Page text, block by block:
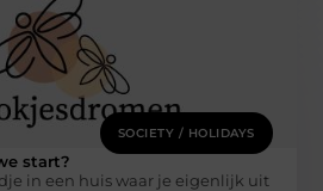
SOCIETY / HOLIDAYS
start?
in een huis waar je eigenlijk uit